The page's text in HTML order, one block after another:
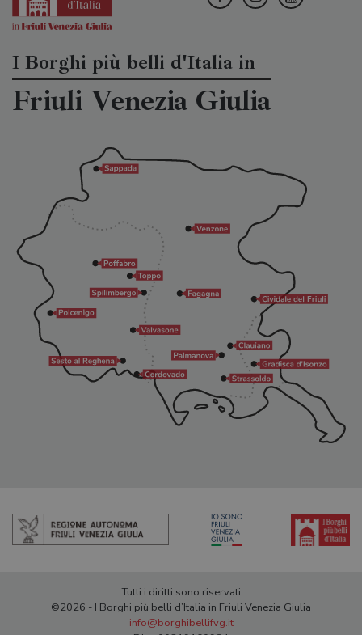
I Borghi più belli d'Italia in
Friuli Venezia Giulia
Tutti i diritti sono riservati
©2026 - I Borghi più belli d’Italia in Friuli Venezia Giulia
info@borghibellifvg.it